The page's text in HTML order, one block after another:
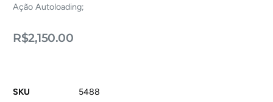
Ação Autoloading;
R$2,150.00
SKU
5488